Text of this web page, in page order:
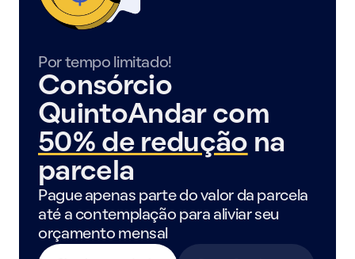
Por tempo limitado!
Consórcio
QuintoAndar com
50% de redução na
parcela
Pague apenas parte do valor da parcela
até a contemplação para aliviar seu
orçamento mensal